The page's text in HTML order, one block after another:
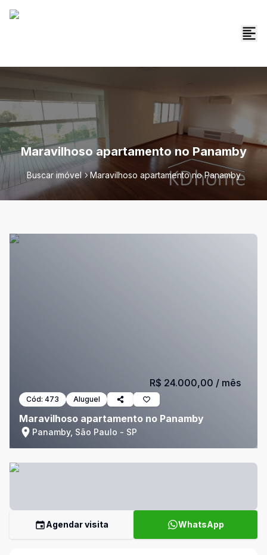
Maravilhoso apartamento no Panamby
Buscar imóvel Maravilhoso apartamento no Panamby
Cód: 473 Aluguel
Maravilhoso apartamento no Panamby
Panamby, São Paulo - SP
R$ 24.000,00 / mês
Agendar visita WhatsApp